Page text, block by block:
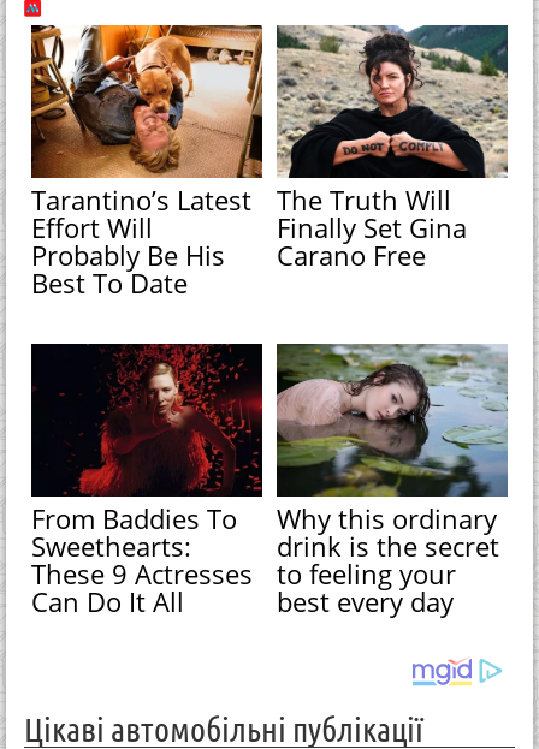
Tarantino’s Latest
Effort Will
Probably Be His
Best To Date
The Truth Will
Finally Set Gina
Carano Free
From Baddies To
Sweethearts:
These 9 Actresses
Can Do It All
Why this ordinary
drink is the secret
to feeling your
best every day
Цікаві автомобільні публікації